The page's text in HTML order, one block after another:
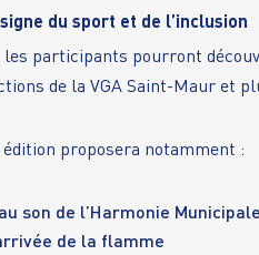
du sport et de l’inclusion
les participants pourront
de la VGA Saint-Maur et
proposera notamment :
son de l’Harmonie
de la flamme